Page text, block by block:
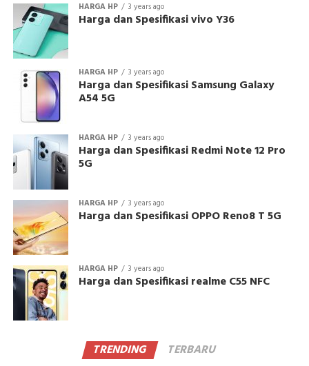
HARGA HP 3 years ago
Harga dan Spesifikasi vivo Y36
HARGA HP 3 years ago
Harga dan Spesifikasi Samsung Galaxy
A54 5G
HARGA HP 3 years ago
Harga dan Spesifikasi Redmi Note 12 Pro
5G
HARGA HP 3 years ago
Harga dan Spesifikasi OPPO Reno8 T 5G
HARGA HP 3 years ago
Harga dan Spesifikasi realme C55 NFC
TRENDING TERBARU